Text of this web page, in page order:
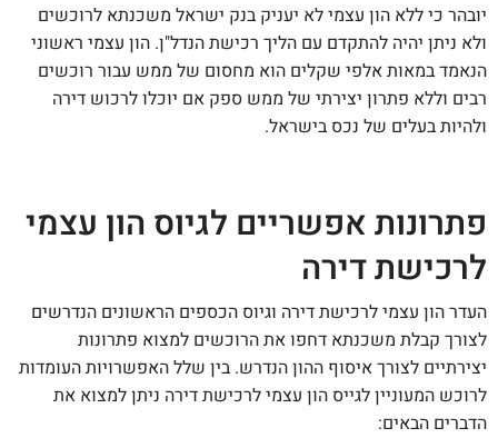
יובהר כי ללא הון עצמי לא יעניק בנק ישראל משכנתא לרוכשים
ולא ניתן יהיה להתקדם עם הליך רכישת הנדל"ן. הון עצמי ראשוני
הנאמד במאות אלפי שקלים הוא מחסום של ממש עבור רוכשים
רבים וללא פתרון יצירתי של ממש ספק אם יוכלו לרכוש דירה
ולהיות בעלים של נכס בישראל.
פתרונות אפשריים לגיוס הון עצמי
לרכישת דירה
העדר הון עצמי לרכישת דירה וגיוס הכספים הראשונים הנדרשים
לצורך קבלת משכנתא דחפו את הרוכשים למצוא פתרונות
יצירתיים לצורך איסוף ההון הנדרש. בין שלל האפשרויות העומדות
לרוכש המעוניין לגייס הון עצמי לרכישת דירה ניתן למצוא את
הדברים הבאים: